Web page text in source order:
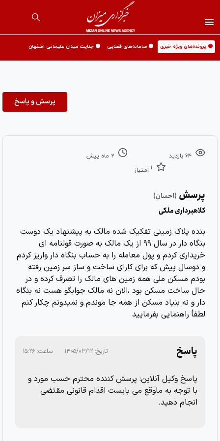
🟡 پرونده‌های ویژه خبری 🟡 سامانه‌های قضایی 🟡 جنایت میدان علیخانی اصفهان
پرسش و پاسخ
۱ امتیاز
پرسش (احسان)
کلاهبرداری ملکی
بنده پلاک زمینی تفکیک شده مالک به پیشنهاد یک دوست
بنگاه دار در سال ۹۹ از یک مالک به صورت قولنامه ای
خریداری کردم و پول معامله را به حساب بنگاه دار واریز کردم
و دوسال پیش که برای کارای ساخت و ساز سر زمین رفته
بودم مسکن ملی همه زمین های مالک را تصرف کرده و در
حال ساخت مسکن بود ،الان نه مالک جوابگو هست نه بنگاه
دار و نه بنیاد مسکن از همه جا موندم و نمیدونم چکار کنم
لطفأ راهنمایی بفرمایید
پاسخ تاریخ: ۱۴۰۵/۰۳/۱۲ ساعت: ۱۵:۲۶
پاسخ وکیل آنلاین: پرسش کننده محترم حسب مورد و
با توجه به ماوقع می بایست اقدام قانونی مقتضی
انجام دهید.